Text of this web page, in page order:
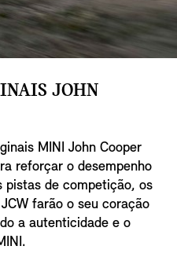
JOHN
MINI John Cooper
reforçar o desempenho
pistas de competição, os
farão o seu coração
a autenticidade e o